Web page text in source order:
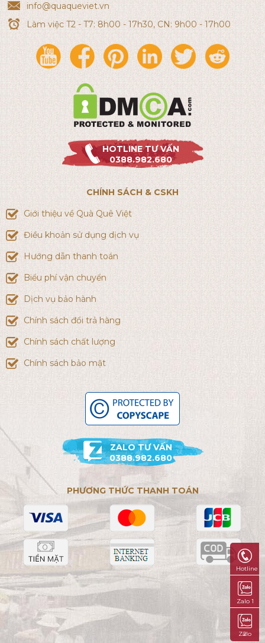
info@quaqueviet.vn
Làm việc T2 - T7: 8h00 - 17h30, CN: 9h00 - 17h00
HOTLINE TƯ VẤN
0388.982.680
CHÍNH SÁCH & CSKH
Giới thiệu về Quà Quê Việt
Điều khoản sử dụng dịch vụ
Hướng dẫn thanh toán
Biểu phí vận chuyển
Dịch vụ bảo hành
Chính sách đổi trả hàng
Chính sách chất lượng
Chính sách bảo mật
ZALO TƯ VẤN
0388.982.680
PHƯƠNG THỨC THANH TOÁN
Hotline
Zalo 1
Zalo 2